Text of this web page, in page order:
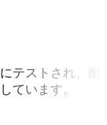
テストされ、耐
ています。